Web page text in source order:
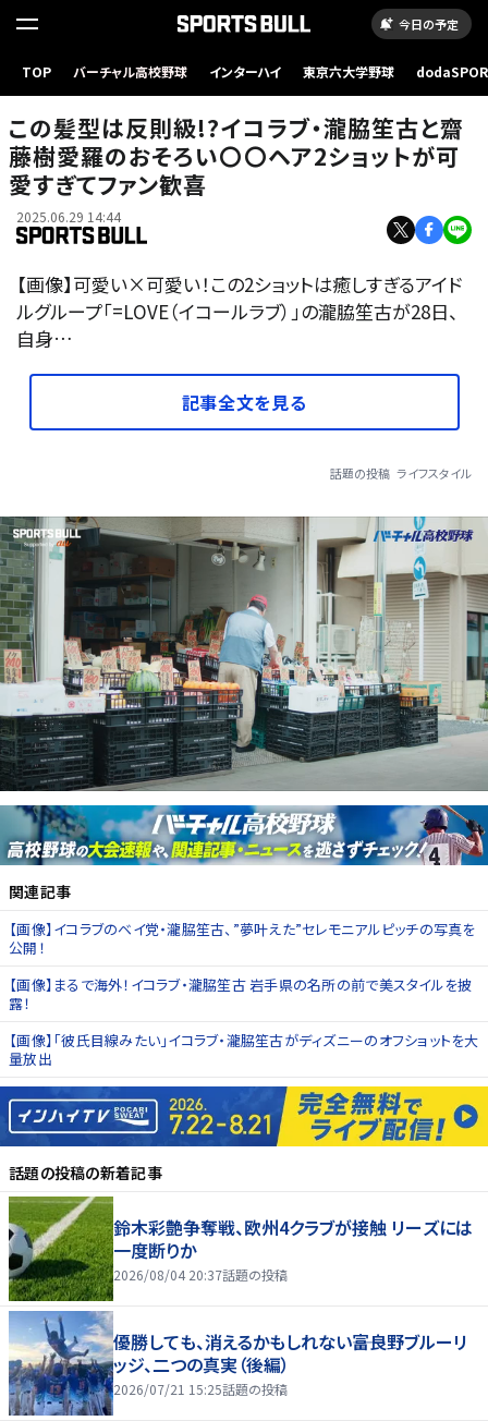
今日の予定
TOP バーチャル高校野球 インターハイ 東京六大学野球
この髪型は反則級!?イコラブ・瀧脇笙古と齋
藤樹愛羅のおそろい〇〇ヘア2ショットが可
愛すぎてファン歓喜
2025.06.29 14:44
【画像】可愛い×可愛い！この2ショットは癒しすぎるアイド
ルグループ「=LOVE（イコールラブ）」の瀧脇笙古が28日、
自身…
記事全文を見る
話題の投稿 ライフスタイル
関連記事
【画像】イコラブのベイ党・瀧脇笙古、”夢叶えた”セレモニアルピッチの写真を
公開！
【画像】まるで海外！イコラブ・瀧脇笙古 岩手県の名所の前で美スタイルを披
露！
【画像】「彼氏目線みたい」イコラブ・瀧脇笙古がディズニーのオフショットを大
量放出
話題の投稿の新着記事
鈴木彩艶争奪戦、欧州4クラブが接触 リーズには
一度断りか
2026/08/04 20:37話題の投稿
優勝しても、消えるかもしれない――富良野ブルーリ
ッジ、二つの真実（後編）
2026/07/21 15:25話題の投稿